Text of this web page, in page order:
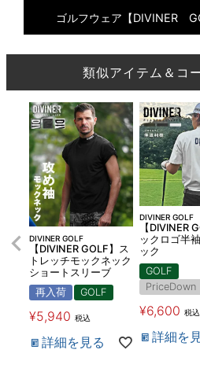
ゴルフウェア【DIVINER
類似アイテム＆コ
DIVINER GOLF
【DIVINER GOLF】ス
トレッチモックネック
ショートスリーブ
再入荷
GOLF
¥5,940 税込
詳細を見る
DIVINER GOLF
【DIVINER
ックロゴ半
ック
GOLF
PriceDown
¥6,600 税込
詳細を